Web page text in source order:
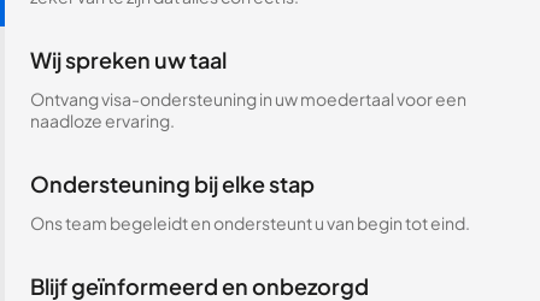
Wij spreken uw taal
Ontvang visa-ondersteuning in uw moedertaal voor een
naadloze ervaring.
Ondersteuning bij elke stap
Ons team begeleidt en ondersteunt u van begin tot eind.
Blijf geïnformeerd en onbezorgd